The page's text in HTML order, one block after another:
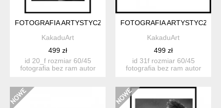
FOTOGRAFIA ARTYSTYCZNA 20F
KakaduArt
499 zł
id 20_f rozmiar 60/45
fotografia bez ram autor
FOTOGRAFIA ARTYSTYCZNA
KakaduArt
499 zł
id 31f rozmiar 60/45
fotografia bez ram autor